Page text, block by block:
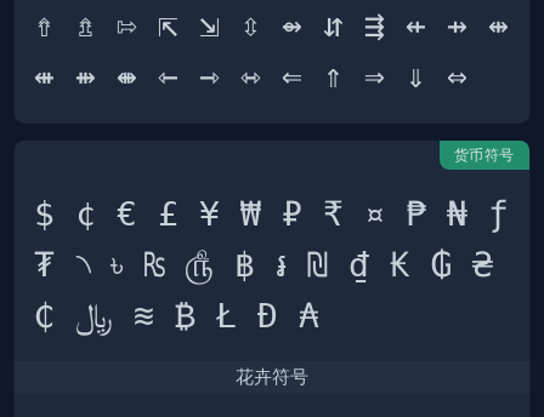
⇮ ⇯ ⇰ ⇱ ⇲ ⇳ ⇴ ⇵ ⇶ ⇷ ⇸ ⇹
货币符号
$ ¢ € £ ¥ ₩ ₽ ₹ ¤ ₱ ₦ ƒ
₮ ৲ ৳ ₨ ௹ ฿ ៛ ₪ ₫ ₭ ₲ ₴
花卉符号